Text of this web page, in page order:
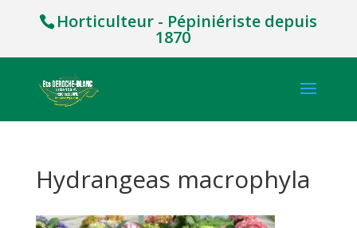
Horticulteur - Pépiniériste depuis
1870
Hydrangeas macrophyla